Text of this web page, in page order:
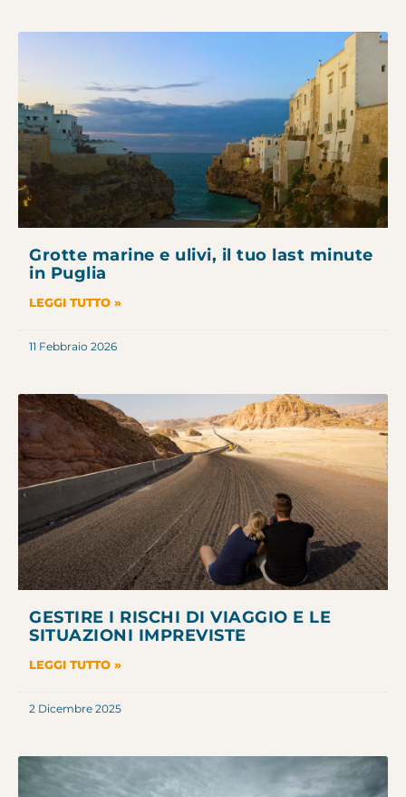
Grotte marine e ulivi, il tuo last minute
in Puglia
LEGGI TUTTO »
11 Febbraio 2026
GESTIRE I RISCHI DI VIAGGIO E LE
SITUAZIONI IMPREVISTE
LEGGI TUTTO »
2 Dicembre 2025